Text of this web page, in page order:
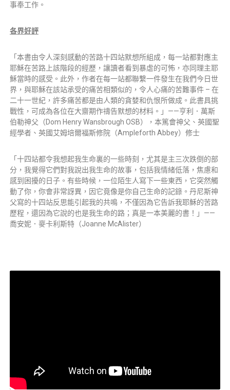
事奉工作。
各界好評
「本書由令人深刻感動的苦路十四站默想所組成，每一站都對應主
耶穌在苦路上該階段的經歷，讓讀者看到暴虐的可怖，亦同理主耶
穌當時的感受。此外，作者在每一站都聯繫一件發生在我們今日世
界，與耶穌在該站承受的痛苦相類似的，令人心痛的苦難事件 – 在
二十一世紀，許多痛苦都是由人類的貪婪和仇恨所做成。此書具挑
戰性，可成為各位在大齋期作禱告默想的材料。」——亨利．萬斯
伯勒神父（Dom Henry Wansbrough OSB），本篤會神父、英國聖
經學者、英國艾姆培爾福斯修院（Ampleforth Abbey）修士
「十四站都令我想起我生命裏的一些時刻，尤其是主三次跌倒的部
分，我覺得它們對我說出我生命的故事，包括我情緒低落，焦慮和
感到困擾的日子。有些時候，一位陌生人寫下一些東西，它突然觸
動了你，你會非常訝異，因它竟像是你自己生命的記錄。丹尼斯神
父寫的十四站反思能引起我的共鳴，不僅因為它告訴我耶穌的苦路
歷程，還因為它說的也是我生命的路；真是一本美麗的書！」——
喬安妮．麥卡利斯特（Joanne McAlister）